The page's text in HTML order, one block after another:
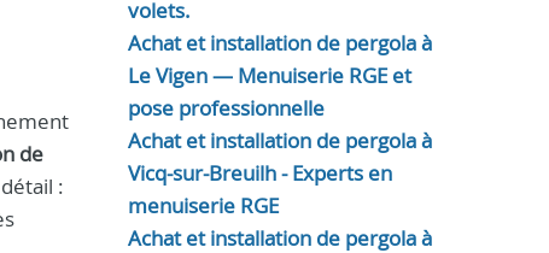
de
:
volets.
Achat et installation de pergola à
Le Vigen — Menuiserie RGE et
pose professionnelle
Achat et installation de pergola à
Vicq-sur-Breuilh - Experts en
menuiserie RGE
Achat et installation de pergola à